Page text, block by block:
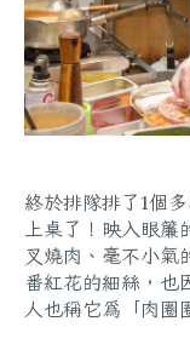
終於排隊排了1個
上桌了！映入眼
叉燒肉、毫不小氣
番紅花的細絲，也
人也稱它為 「肉圈